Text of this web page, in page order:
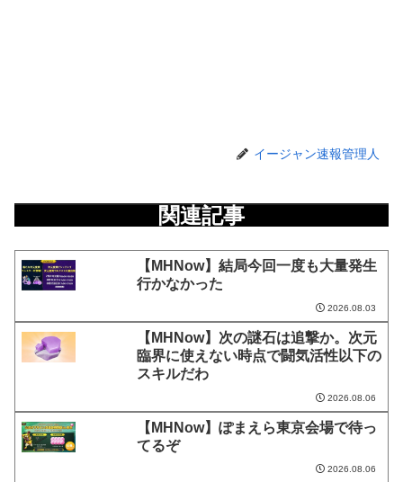
イージャン速報管理人
関連記事
【MHNow】結局今回一度も大量発生
行かなかった
2026.08.03
【MHNow】次の謎石は追撃か。次元
臨界に使えない時点で闘気活性以下の
スキルだわ
2026.08.06
【MHNow】ぽまえら東京会場で待っ
てるぞ
2026.08.06